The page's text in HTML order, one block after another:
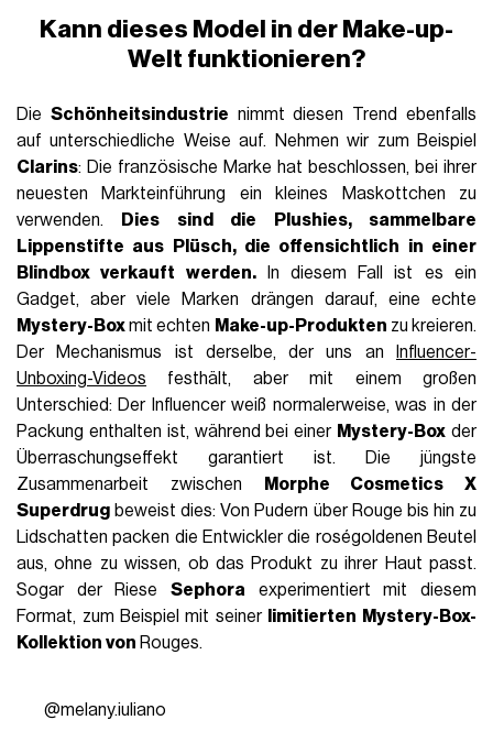
Kann dieses Model in der Make-up-
Welt funktionieren?
Die Schönheitsindustrie nimmt diesen Trend ebenfalls
auf unterschiedliche Weise auf. Nehmen wir zum Beispiel
Clarins: Die französische Marke hat beschlossen, bei ihrer
neuesten Markteinführung ein kleines Maskottchen zu
verwenden.
Dies sind die Plushies, sammelbare
Lippenstifte aus Plüsch, die offensichtlich in einer
Blindbox verkauft werden.In diesem Fall ist es ein
Gadget, aber viele Marken drängen darauf, eine echte
Mystery-Boxmit echten Make-up-Produkten zu kreieren.
Der Mechanismus ist derselbe, der uns an
Influencer-
Unboxing-Videos festhält, aber mit einem großen
Unterschied: Der Influencer weiß normalerweise, was in der
Packung enthalten ist, während bei einer Mystery-Box der
Überraschungseffekt garantiert ist. Die jüngste
Zusammenarbeit zwischen
Morphe Cosmetics X
Superdrug beweist dies: Von Pudern über Rouge bis hin zu
Lidschatten packen die Entwickler die roségoldenen Beutel
aus, ohne zu wissen, ob das Produkt zu ihrer Haut passt.
Sogar der Riese Sephora experimentiert mit diesem
Format, zum Beispiel mit seiner limitierten Mystery-Box-
Kollektion von Rouges.
@melany.iuliano